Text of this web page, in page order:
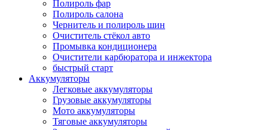
Полироль фар
Полироль салона
Чернитель и полироль шин
Очиститель стёкол авто
Промывка кондиционера
Очистители карбюратора и инжектора
быстрый старт
Аккумуляторы
Легковые аккумуляторы
Грузовые аккумуляторы
Мото аккумуляторы
Тяговые аккумуляторы